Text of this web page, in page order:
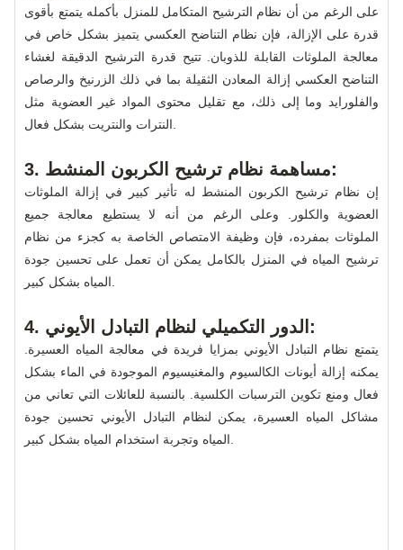
على الرغم من أن نظام الترشيح المتكامل للمنزل بأكمله يتمتع بأقوى
قدرة على الإزالة، فإن نظام التناضح العكسي يتميز بشكل خاص في
معالجة الملوثات القابلة للذوبان. تتيح قدرة الترشيح الدقيقة لغشاء
التناضح العكسي إزالة المعادن الثقيلة بما في ذلك الزرنيخ والرصاص
والفلورايد وما إلى ذلك، مع تقليل محتوى المواد غير العضوية مثل
3. مساهمة نظام ترشيح الكربون المنشط:
إن نظام ترشيح الكربون المنشط له تأثير كبير في إزالة الملوثات
العضوية والكلور. وعلى الرغم من أنه لا يستطيع معالجة جميع
الملوثات بمفرده، فإن وظيفة الامتصاص الخاصة به كجزء من نظام
ترشيح المياه في المنزل بالكامل يمكن أن تعمل على تحسين جودة
4. الدور التكميلي لنظام التبادل الأيوني:
يتمتع نظام التبادل الأيوني بمزايا فريدة في معالجة المياه العسيرة.
يمكنه إزالة أيونات الكالسيوم والمغنيسيوم الموجودة في الماء بشكل
فعال ومنع تكوين الترسبات الكلسية. بالنسبة للعائلات التي تعاني من
مشاكل المياه العسيرة، يمكن لنظام التبادل الأيوني تحسين جودة